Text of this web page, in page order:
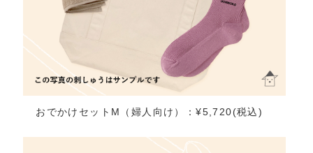
おでかけセットM（婦人向け）：¥5,720(税込)